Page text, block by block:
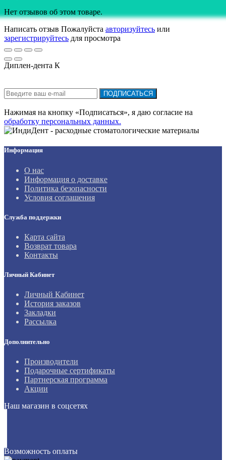
Нет отзывов об этом товаре.
Написать отзыв Пожалуйста авторизуйтесь или
зарегистрируйтесь для просмотра
Диплен-дента К
ПОДПИСАТЬСЯ
Нажимая на кнопку «Подписаться», я даю cогласие на
обработку персональных данных.
Информация
О нас
Информация о доставке
Политика безопасности
Условия соглашения
Служба поддержки
Карта сайта
Возврат товара
Контакты
Личный Кабинет
Личный Кабинет
История заказов
Закладки
Рассылка
Дополнительно
Производители
Подарочные сертификаты
Партнерская программа
Акции
Наш магазин в соцсетях
Возможность оплаты